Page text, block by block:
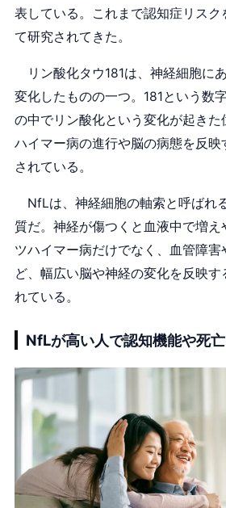
表している。これまで認知症リスク
て研究されてきた。
リン酸化タウ181は、神経細胞に
変化したものの一つ。181という数
の中でリン酸化という変化が起きた
ハイマー病の進行や脳の病態を反映
されている。
NfLは、神経細胞の軸索と呼ばれ
質だ。神経が傷つくと血液中で増
ツハイマー病だけでなく、血管障
ど、幅広い脳や神経の変化を反映す
れている。
NfLが高い人で認知機能や死